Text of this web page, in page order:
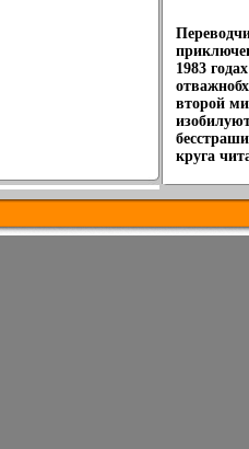
1983
второй
круга